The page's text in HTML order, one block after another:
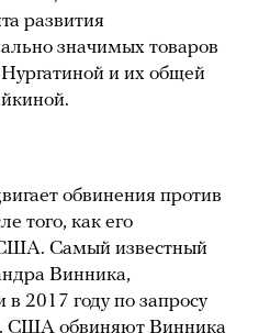
развития
значимых товаров
и их общей
обвинения против
того, как его
Самый известный
Винника,
2017 году по запросу
США обвиняют Винника